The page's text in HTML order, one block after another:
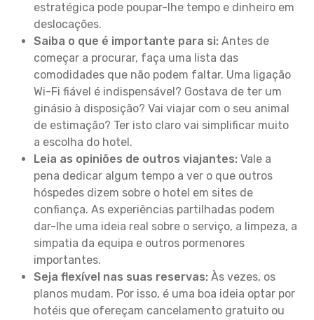
estratégica pode poupar-lhe tempo e dinheiro em
deslocações.
Saiba o que é importante para si: Antes de
começar a procurar, faça uma lista das
comodidades que não podem faltar. Uma ligação
Wi-Fi fiável é indispensável? Gostava de ter um
ginásio à disposição? Vai viajar com o seu animal
de estimação? Ter isto claro vai simplificar muito
a escolha do hotel.
Leia as opiniões de outros viajantes: Vale a
pena dedicar algum tempo a ver o que outros
hóspedes dizem sobre o hotel em sites de
confiança. As experiências partilhadas podem
dar-lhe uma ideia real sobre o serviço, a limpeza, a
simpatia da equipa e outros pormenores
importantes.
Seja flexível nas suas reservas: Às vezes, os
planos mudam. Por isso, é uma boa ideia optar por
hotéis que ofereçam cancelamento gratuito ou